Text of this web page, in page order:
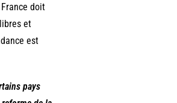
doit
et
est
pays